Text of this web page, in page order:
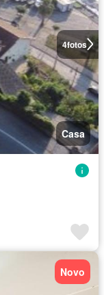
4fotos
Casa
Novo